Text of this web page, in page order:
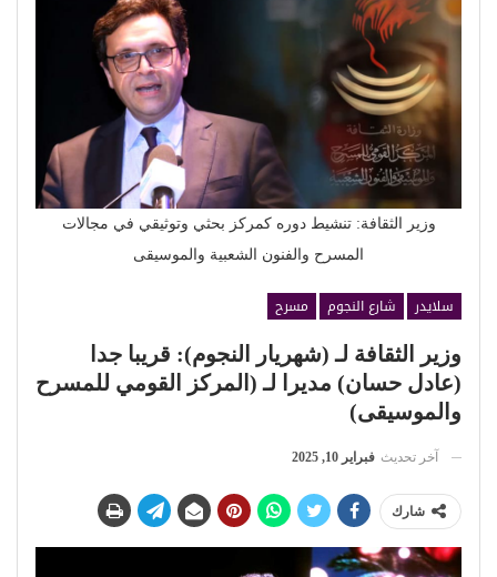
وزير الثقافة: تنشيط دوره كمركز بحثي وتوثيقي في مجالات
المسرح والفنون الشعبية والموسيقى
سلايدر شارع النجوم
مسرح
وزير الثقافة لـ (شهريار النجوم): قريبا جدا
(عادل حسان) مديرا لـ (المركز القومي للمسرح
والموسيقى)
آخر تحديث فبراير 10, 2025
شارك